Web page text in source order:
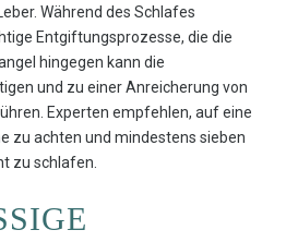
Während des Schlafes
Entgiftungsprozesse, die die
hingegen kann die
und zu einer Anreicherung von
Experten empfehlen, auf eine
zu achten und mindestens sieben
zu schlafen.
L